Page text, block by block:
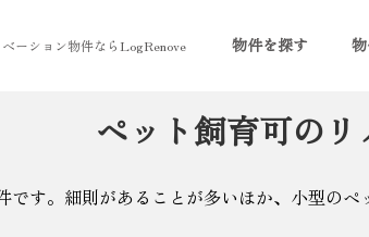
ーション物件ならLogRenove 物件を探す
ペット飼育可の
です。細則があることが多いほか、小型の